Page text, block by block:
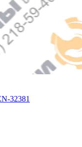
32381